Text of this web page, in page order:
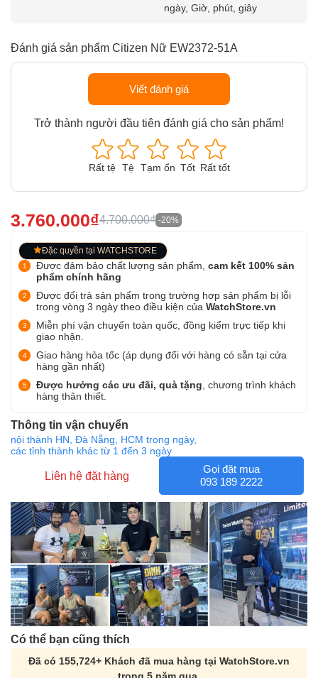
ngày, Giờ, phút, giây
Đánh giá sản phẩm Citizen Nữ EW2372-51A
Viết đánh giá
Trở thành người đầu tiên đánh giá cho sản phẩm!
Rất tệ Tệ Tạm ổn Tốt Rất tốt
3.760.000₫4.700.000₫ -20%
Đặc quyền tại WATCHSTORE
Được đảm bảo chất lượng sản phẩm, cam kết 100% sản
phẩm chính hãng
Được đổi trả sản phẩm trong trường hợp sản phẩm bị lỗi
trong vòng 3 ngày theo điều kiện của WatchStore.vn
Miễn phí vận chuyển toàn quốc, đồng kiểm trực tiếp khi
giao nhận.
Giao hàng hỏa tốc (áp dụng đối với hàng có sẵn tại cửa
hàng gần nhất)
Được hưởng các ưu đãi, quà tặng , chương trình khách
hàng thân thiết.
Thông tin vận chuyển
nội thành HN, Đà Nẵng, HCM trong ngày,
các tỉnh thành khác từ 1 đến 3 ngày
Liên hệ đặt hàng
Gọi đặt mua
093 189 2222
Có thể bạn cũng thích
Đã có 155,724+ Khách đã mua hàng tại WatchStore.vn